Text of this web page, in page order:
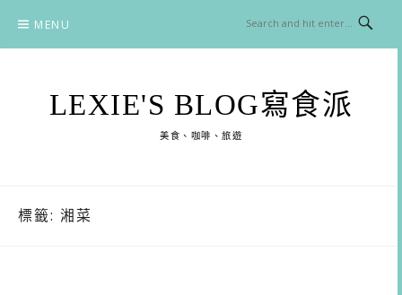
content
MENU
LEXIE'S BLOG寫食派
美食、咖啡、旅遊
標籤: 湘菜